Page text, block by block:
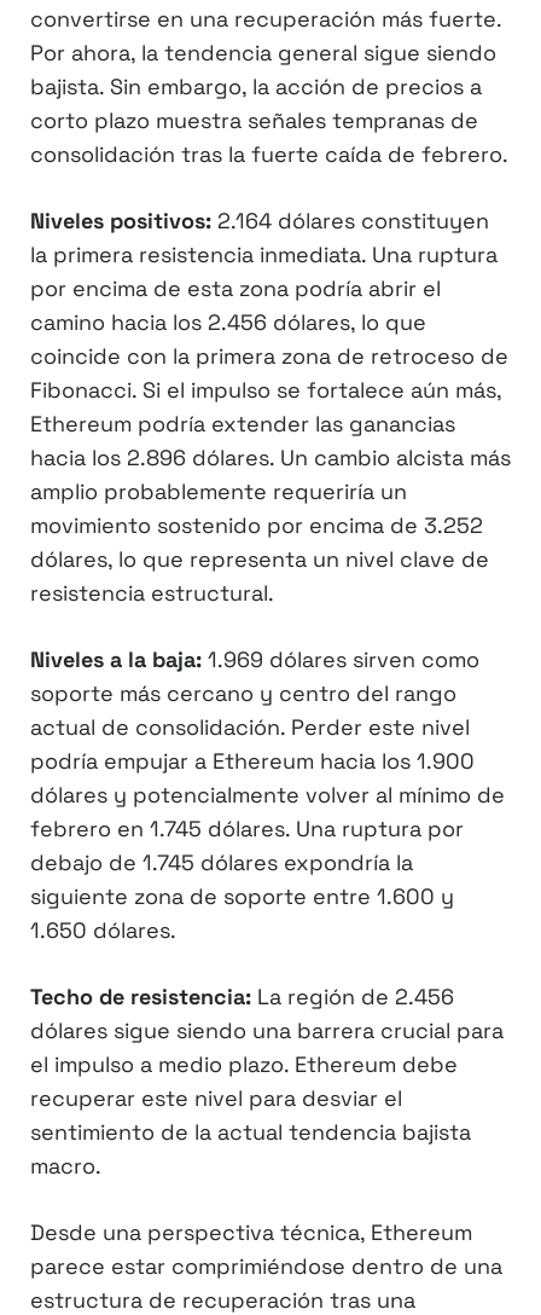
convertirse en una recuperación más fuerte.
Por ahora, la tendencia general sigue siendo
bajista. Sin embargo, la acción de precios a
corto plazo muestra señales tempranas de
consolidación tras la fuerte caída de febrero.
Niveles positivos: 2.164 dólares constituyen
la primera resistencia inmediata. Una ruptura
por encima de esta zona podría abrir el
camino hacia los 2.456 dólares, lo que
coincide con la primera zona de retroceso de
Fibonacci. Si el impulso se fortalece aún más,
Ethereum podría extender las ganancias
hacia los 2.896 dólares. Un cambio alcista más
amplio probablemente requeriría un
movimiento sostenido por encima de 3.252
dólares, lo que representa un nivel clave de
resistencia estructural.
Niveles a la baja: 1.969 dólares sirven como
soporte más cercano y centro del rango
actual de consolidación. Perder este nivel
podría empujar a Ethereum hacia los 1.900
dólares y potencialmente volver al mínimo de
febrero en 1.745 dólares. Una ruptura por
debajo de 1.745 dólares expondría la
siguiente zona de soporte entre 1.600 y
1.650 dólares.
Techo de resistencia: La región de 2.456
dólares sigue siendo una barrera crucial para
el impulso a medio plazo. Ethereum debe
recuperar este nivel para desviar el
sentimiento de la actual tendencia bajista
macro.
Desde una perspectiva técnica, Ethereum
parece estar comprimiéndose dentro de una
estructura de recuperación tras una